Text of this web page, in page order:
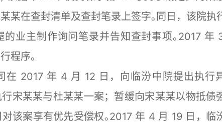
某在查封清单及查封笔录上签字｡同日，该院执
的业主制作询问笔录并告知查封事项｡2017 年
程序｡
2017 年 4 月 12 日，向临汾中院提出执行
宋某某与杜某某一案；暂缓向宋某某以物抵债
该案享有优先受偿权｡2017 年 4 月 19 日，临